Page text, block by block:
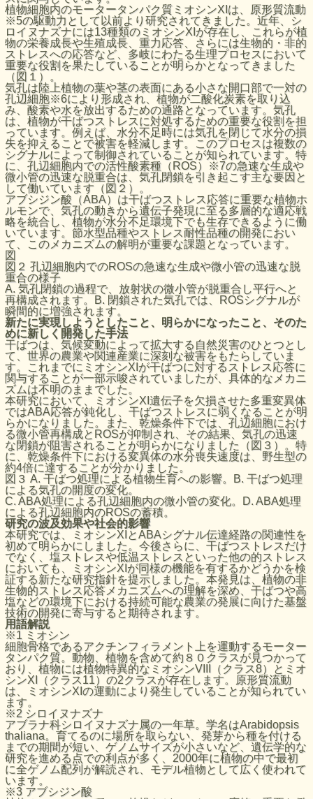
植物細胞内のモータータンパク質ミオシンXIは、原形質流動
※5の駆動力として以前より研究されてきました。近年、シ
ロイヌナズナには13種類のミオシンXIが存在し、これらが植
物の栄養成長や生殖成長、重力応答、さらには生物的・非的
ストレスへの応答など、多岐にわたる生理プロセスにおいて
重要な役割を果たしていることが明らかとなってきました
（図１）。
気孔は陸上植物の葉や茎の表面にある小さな開口部で一対の
孔辺細胞※6により形成され、植物が二酸化炭素を取り込
み、酸素や水を放出するための通路となっています。気孔
は、植物が干ばつストレスに対処するための重要な役割を担
っています。例えば、水分不足時には気孔を閉じて水分の損
失を抑えることで被害を軽減します。このプロセスは複数の
シグナルによって制御されていることが知られています。特
に、孔辺細胞内での活性酸素種（ROS）※7の急速な生成や
微小管の迅速な脱重合は、気孔閉鎖を引き起こす主な要因と
して働いています（図２）。
アブシジン酸（ABA）は干ばつストレス応答に重要な植物ホ
ルモンで、気孔の動きから遺伝子発現に至る多層的な適応戦
略を統合し、植物が水分不足環境下でも生存できるように働
いています。節水型品種やストレス耐性品種の開発におい
て、このメカニズムの解明が重要な課題となっています。
図
図２ 孔辺細胞内でのROSの急速な生成や微小管の迅速な脱
重合の様子
A. 気孔閉鎖の過程で、放射状の微小管が脱重合し平行へと
再構成されます。B. 閉鎖された気孔では、ROSシグナルが
瞬間的に増強されます。
新たに実現しようとしたこと、明らかになったこと、そのた
めに新しく開発した手法
干ばつは、気候変動によって拡大する自然災害のひとつとし
て、世界の農業や関連産業に深刻な被害をもたらしていま
す。これまでにミオシンXIが干ばつに対するストレス応答に
関与することが一部示唆されていましたが、具体的なメカニ
ズムは不明のままでした。
本研究において、ミオシンXI遺伝子を欠損させた多重変異体
ではABA応答が鈍化し、干ばつストレスに弱くなることが明
らかになりました。また、乾燥条件下では、孔辺細胞におけ
る微小管再構成とROSが抑制され、その結果、気孔の迅速
な閉鎖が阻害されることが明らかになりました（図３）。特
に、乾燥条件下における変異体の水分喪失速度は、野生型の
約4倍に達することが分かりました。
図３ A. 干ばつ処理による植物生育への影響。B. 干ばつ処理
による気孔の開度の変化。
C. ABA処理による孔辺細胞内の微小管の変化。D. ABA処理
による孔辺細胞内のROSの蓄積。
研究の波及効果や社会的影響
本研究では、ミオシンXIとABAシグナル伝達経路の関連性を
初めて明らかにしました。今後さらに、干ばつストレスだけ
でなく、塩ストレスや低温ストレスといった他の的ストレス
においても、ミオシンXIが同様の機能を有するかどうかを検
証する新たな研究指針を提示しました。本発見は、植物の非
生物的ストレス応答メカニズムへの理解を深め、干ばつや高
塩などの環境下における持続可能な農業の発展に向けた基盤
技術の開発に寄与すると期待されます。
用語解説
※1 ミオシン
細胞骨格であるアクチンフィラメント上を運動するモーター
タンパク質。動物、植物を含めて約８０クラスが見つかって
おり、植物には植物特異的なミオシンVIII（クラス8）とミオ
シンXI（クラス11）の2クラスが存在します。原形質流動
は、ミオシンXIの運動により発生していることが知られてい
ます。
※2 シロイヌナズナ
アブラナ科シロイヌナズナ属の一年草。学名はArabidopsis
thaliana。育てるのに場所を取らない、発芽から種を付ける
までの期間が短い、ゲノムサイズが小さいなど、遺伝学的な
研究を進める点での利点が多く、2000年に植物の中で最初
に全ゲノム配列が解読され、モデル植物として広く使われて
います。
※3 アブシジン酸